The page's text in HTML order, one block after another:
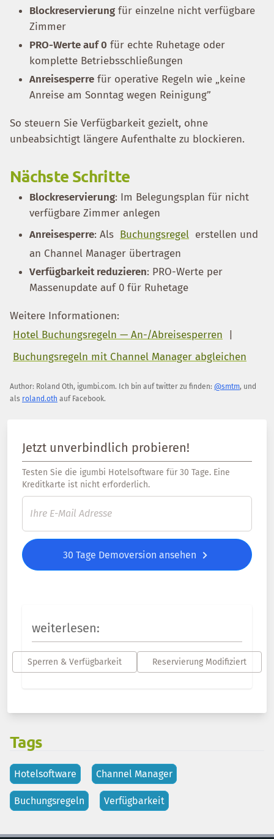
Blockreservierung für einzelne nicht verfügbare
Zimmer
PRO-Werte auf 0 für echte Ruhetage oder
komplette Betriebsschließungen
Anreisesperre für operative Regeln wie „keine
Anreise am Sonntag wegen Reinigung”
So steuern Sie Verfügbarkeit gezielt, ohne
unbeabsichtigt längere Aufenthalte zu blockieren.
Nächste Schritte
Blockreservierung: Im Belegungsplan für nicht
verfügbare Zimmer anlegen
Anreisesperre: Als Buchungsregel erstellen und
an Channel Manager übertragen
Verfügbarkeit reduzieren: PRO-Werte per
Massenupdate auf 0 für Ruhetage
Weitere Informationen:
Hotel Buchungsregeln — An-/Abreisesperren
Buchungsregeln mit Channel Manager abgleichen
Author: Roland Oth, igumbi.com. Ich bin auf twitter zu finden: @smtm, und
als roland.oth auf Facebook.
Jetzt unverbindlich probieren!
Testen Sie die igumbi Hotelsoftware für 30 Tage. Eine
Kreditkarte ist nicht erforderlich.
30 Tage Demoversion ansehen
weiterlesen:
Sperren & Verfügbarkeit Reservierung Modifiziert
Tags
Hotelsoftware Channel Manager
Buchungsregeln Verfügbarkeit